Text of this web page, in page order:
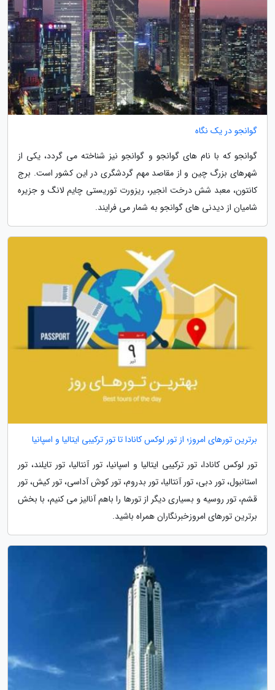
گوانجو در یک نگاه
گوانجو که با نام های گوانجو و گوانجو نیز شناخته می گردد، یکی از
شهرهای بزرگ چین و از مقاصد مهم گردشگری در این کشور است. برج
کانتون، معبد شش درخت انجیر، ریزورت توریستی چایم لانگ و جزیره
شامیان از دیدنی های گوانجو به شمار می فرایند.
برترین تورهای امروز؛ از تور لوکس کانادا تا تور ترکیبی ایتالیا و اسپانیا
تور لوکس کانادا، تور ترکیبی ایتالیا و اسپانیا، تور آنتالیا، تور تایلند، تور
استانبول، تور دبی، تور آنتالیا، تور بدروم، تور کوش آداسی، تور کیش، تور
قشم، تور روسیه و بسیاری دیگر از تورها را باهم آنالیز می کنیم، با بخش
برترین تورهای امروزخبرنگاران همراه باشید.